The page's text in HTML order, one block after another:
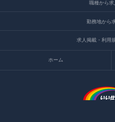
職種から
勤務地から
求人掲載・利用
ホーム